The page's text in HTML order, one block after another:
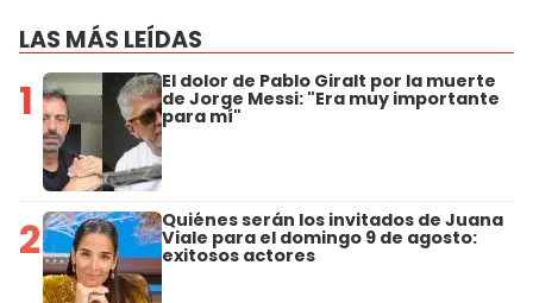
LAS MÁS LEÍDAS
1 El dolor de Pablo Giralt por la muerte
de Jorge Messi: "Era muy importante
para mí"
2 Quiénes serán los invitados de Juana
Viale para el domingo 9 de agosto:
exitosos actores